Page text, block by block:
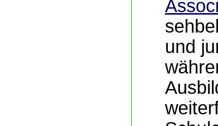
und